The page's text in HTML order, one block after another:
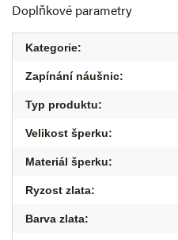
Doplňkové parametry
Kategorie:
Zapínání náušnic:
Typ produktu:
Velikost šperku:
Materiál šperku:
Ryzost zlata:
Barva zlata: